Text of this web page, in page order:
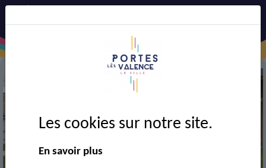
Les cookies sur notre site.
En savoir plus